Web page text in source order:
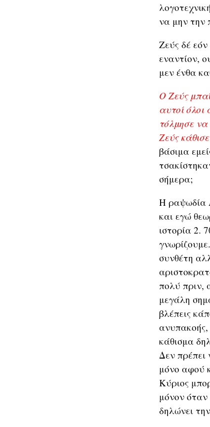
να μην την
Ζεύς δέ
εναντίον,
μεν ένθα
Ο Ζεύς
αυτοί όλοι
τόλμησε
Ζεύς
βάσιμα
σήμερα;
Η ραψωδία
και εγώ
ιστορία 2.
συνθέτη
πολύ πριν,
μεγάλη
βλέπεις
ανυπακοής,
κάθισμα
Δεν πρέπει
μόνο αφού
Κύριος
μόνον όταν
δηλώνει